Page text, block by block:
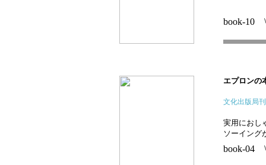
book-10
エプロンの
文化出版局刊
実用におし
ソーイング
book-04